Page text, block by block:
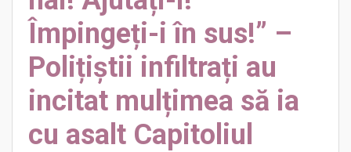
Împingeți-i în sus!” –
Polițiștii infiltrați au
incitat mulțimea să ia
cu asalt Capitoliul